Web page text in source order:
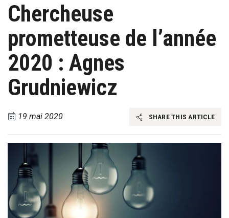
Chercheuse
prometteuse de l’année
2020 : Agnes
Grudniewicz
19 mai 2020 SHARE THIS ARTICLE